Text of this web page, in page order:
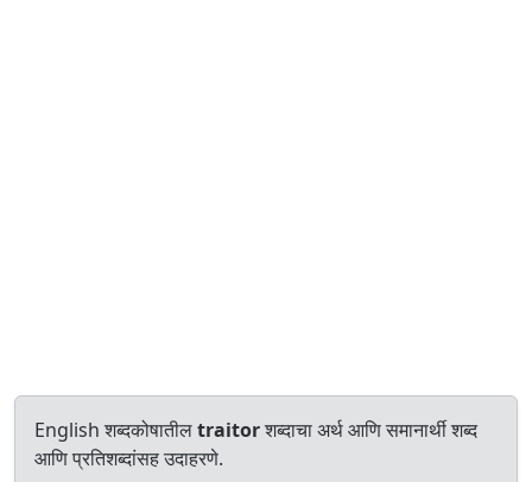
English शब्दकोषातीलtraitorशब्दाचा अर्थ आणि समानार्थी शब्द
आणि प्रतिशब्दांसह उदाहरणे.